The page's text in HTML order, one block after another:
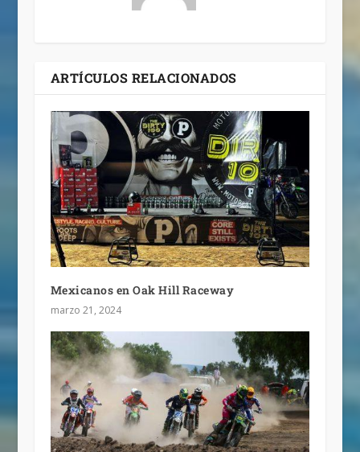
ARTÍCULOS RELACIONADOS
Mexicanos en Oak Hill Raceway
marzo 21, 2024